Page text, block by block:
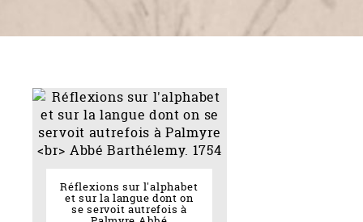
Réflexions sur l'alphabet
et sur la langue dont on
se servoit autrefois à